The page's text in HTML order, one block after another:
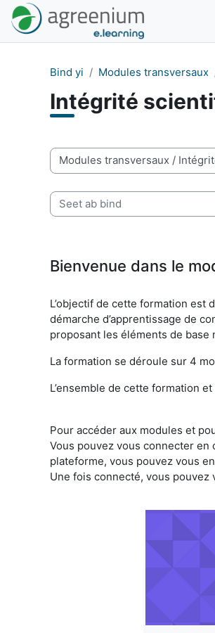
Passer au contenu principal
Bind yi Modules transversaux
Intégrité
Pàcc bind yi
Seet ab bind
Bienvenue dans le
L’objectif de cette formation est
démarche d’apprentissage de
proposant les éléments de
La formation se déroule sur 4
L’ensemble de cette formation
Pour accéder aux modules et
Vous pouvez vous connecter
plateforme, vous pouvez vous
Une fois connecté, vous
Pàcc :
métiers de la